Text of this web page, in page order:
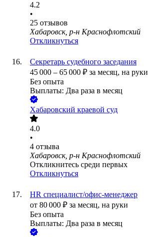
4.2
•
25 отзывов
Хабаровск, р-н Краснофлотский
Откликнуться
Секретарь судебного заседания
45 000 – 65 000 ₽ за месяц, на руки
Без опыта
Выплаты: Два раза в месяц
Хабаровский краевой суд
4.0
•
4 отзыва
Хабаровск, р-н Краснофлотский
Откликнитесь среди первых
Откликнуться
HR специалист/офис-менеджер
от 80 000 ₽ за месяц, на руки
Без опыта
Выплаты: Два раза в месяц